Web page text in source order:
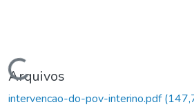
Carregando...
Arquivos
intervencao-do-pov-interino.pdf